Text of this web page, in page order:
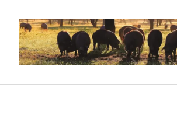
contenido